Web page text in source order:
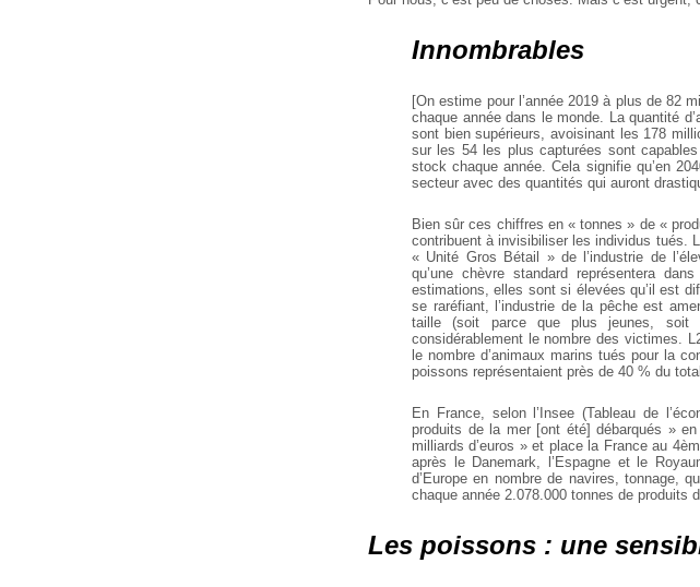
Innombrables
[On estime pour l’année 2019 à plus de 82
chaque année dans le monde. La quantité
sont bien supérieurs, avoisinant les 178
sur les 54 les plus capturées sont
stock chaque année. Cela signifie qu’en
secteur avec des quantités qui auront
Bien sûr ces chiffres en « tonnes » de «
contribuent à invisibiliser les individus tués.
« Unité Gros Bétail » de l’industrie de
qu’une chèvre standard représentera
estimations, elles sont si élevées qu’il est
se raréfiant, l’industrie de la pêche est
taille (soit parce que plus jeunes, soit
considérablement le nombre des victimes.
le nombre d’animaux marins tués pour la
poissons représentaient près de 40 % du
En France, selon l’Insee (Tableau de
produits de la mer [ont été] débarqués »
milliards d’euros » et place la France au
après le Danemark, l’Espagne et le
d’Europe en nombre de navires, tonnage,
chaque année 2.078.000 tonnes de produits
Les poissons : une